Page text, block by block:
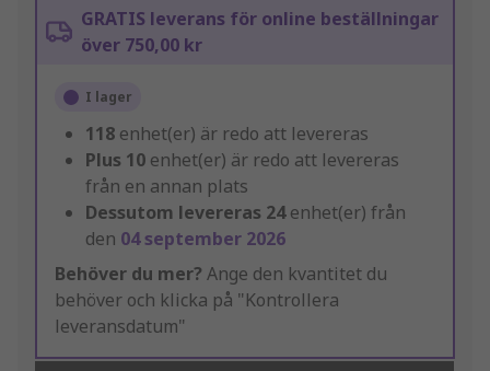
GRATIS leverans för online beställningar
över 750,00 kr
I lager
118 enhet(er) är redo att levereras
Plus 10 enhet(er) är redo att levereras
från en annan plats
Dessutom levereras 24enhet(er) från
den 04 september 2026
Behöver du mer? Ange den kvantitet du
behöver och klicka på "Kontrollera
leveransdatum"